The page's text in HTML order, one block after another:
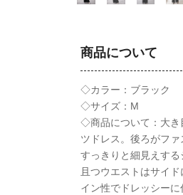
商品について
◇カラー：ブラック
◇サイズ：M
◇商品について：大き
ツドレス。後ろがフ
すっきりと細見えす
且つウエストはサイ
イン性でドレッシー